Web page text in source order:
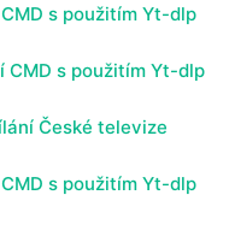
s použitím Yt-dlp
CMD s použitím Yt-dlp
České televize
s použitím Yt-dlp